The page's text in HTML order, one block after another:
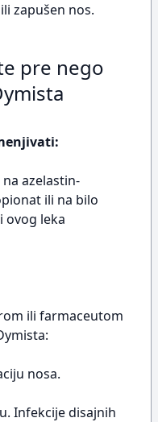
zapušen nos.
pre nego
azelastin-
ili na bilo
ovog leka
ili farmaceutom
nosa.
Infekcije disajnih